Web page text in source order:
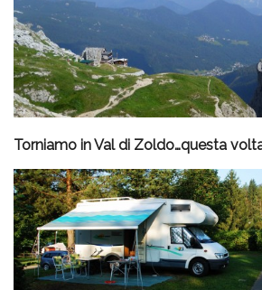
Torniamo in Val di Zoldo…questa